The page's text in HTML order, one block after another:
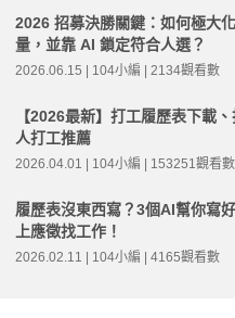
2026 招募決勝關鍵：如何極大
量，並靠 AI 鎖定符合人選？
2026.06.15 | 104小編 | 2134觀看數
【2026最新】打工履歷表下載
人打工推薦
2026.04.01 | 104小編 | 153251觀看數
履歷表沒東西寫？3個AI幫你寫
上應徵找工作！
2026.02.11 | 104小編 | 4165觀看數